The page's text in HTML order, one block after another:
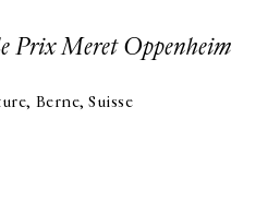
Prix Meret Oppenheim
Berne, Suisse